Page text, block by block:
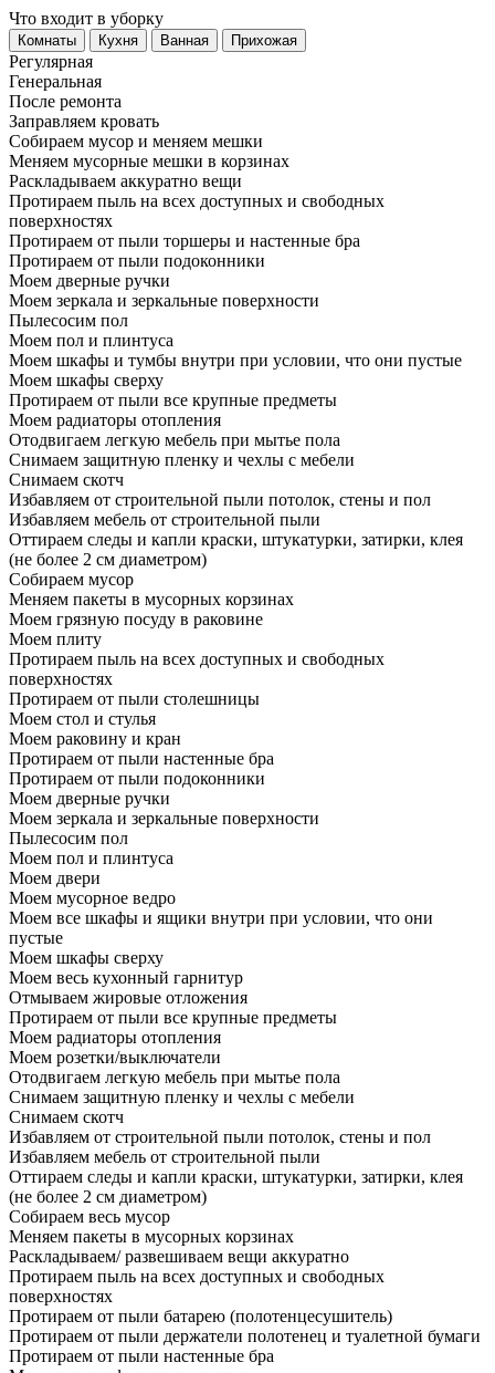
Что входит в уборку
Регу­лярная
Гене­ральная
После ремонта
Заправляем кровать
Собираем мусор и меняем мешки
Меняем мусорные мешки в корзинах
Раскладываем аккуратно вещи
Протираем пыль на всех доступных и свободных
поверхностях
Протираем от пыли торшеры и настенные бра
Протираем от пыли подоконники
Моем дверные ручки
Моем зеркала и зеркальные поверхности
Пылесосим пол
Моем пол и плинтуса
Моем шкафы и тумбы внутри при условии, что они пустые
Моем шкафы сверху
Протираем от пыли все крупные предметы
Моем радиаторы отопления
Отодвигаем легкую мебель при мытье пола
Снимаем защитную пленку и чехлы с мебели
Снимаем скотч
Избавляем от строительной пыли потолок, стены и пол
Избавляем мебель от строительной пыли
Оттираем следы и капли краски, штукатурки, затирки, клея
(не более 2 см диаметром)
Собираем мусор
Меняем пакеты в мусорных корзинах
Моем грязную посуду в раковине
Моем плиту
Протираем пыль на всех доступных и свободных
поверхностях
Протираем от пыли столешницы
Моем стол и стулья
Моем раковину и кран
Протираем от пыли настенные бра
Протираем от пыли подоконники
Моем дверные ручки
Моем зеркала и зеркальные поверхности
Пылесосим пол
Моем пол и плинтуса
Моем двери
Моем мусорное ведро
Моем все шкафы и ящики внутри при условии, что они
пустые
Моем шкафы сверху
Моем весь кухонный гарнитур
Отмываем жировые отложения
Протираем от пыли все крупные предметы
Моем радиаторы отопления
Моем розетки/выключатели
Отодвигаем легкую мебель при мытье пола
Снимаем защитную пленку и чехлы с мебели
Снимаем скотч
Избавляем от строительной пыли потолок, стены и пол
Избавляем мебель от строительной пыли
Оттираем следы и капли краски, штукатурки, затирки, клея
(не более 2 см диаметром)
Собираем весь мусор
Меняем пакеты в мусорных корзинах
Раскладываем/ развешиваем вещи аккуратно
Протираем пыль на всех доступных и свободных
поверхностях
Протираем от пыли батарею (полотенцесушитель)
Протираем от пыли держатели полотенец и туалетной бумаги
Протираем от пыли настенные бра